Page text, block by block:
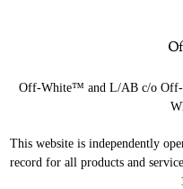
Off-White™ and L/AB c/o Off-
This website is independently
record for all products and